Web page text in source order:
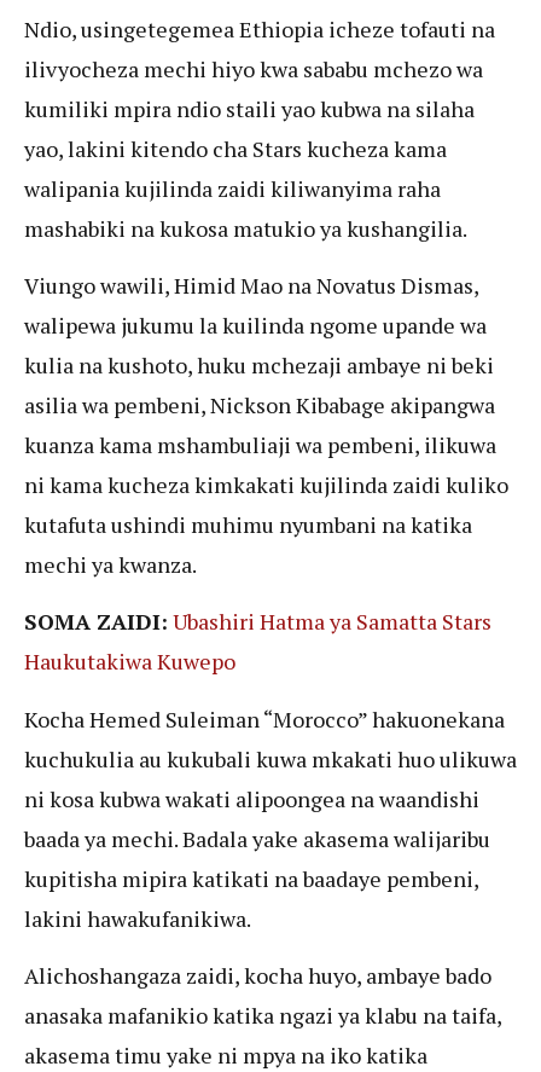
Ndio, usingetegemea Ethiopia icheze tofauti na
ilivyocheza mechi hiyo kwa sababu mchezo wa
kumiliki mpira ndio staili yao kubwa na silaha
yao, lakini kitendo cha Stars kucheza kama
walipania kujilinda zaidi kiliwanyima raha
mashabiki na kukosa matukio ya kushangilia.
Viungo wawili, Himid Mao na Novatus Dismas,
walipewa jukumu la kuilinda ngome upande wa
kulia na kushoto, huku mchezaji ambaye ni beki
asilia wa pembeni, Nickson Kibabage akipangwa
kuanza kama mshambuliaji wa pembeni, ilikuwa
ni kama kucheza kimkakati kujilinda zaidi kuliko
kutafuta ushindi muhimu nyumbani na katika
mechi ya kwanza.
SOMA ZAIDI: Ubashiri Hatma ya Samatta Stars
Haukutakiwa Kuwepo
Kocha Hemed Suleiman “Morocco” hakuonekana
kuchukulia au kukubali kuwa mkakati huo ulikuwa
ni kosa kubwa wakati alipoongea na waandishi
baada ya mechi. Badala yake akasema walijaribu
kupitisha mipira katikati na baadaye pembeni,
lakini hawakufanikiwa.
Alichoshangaza zaidi, kocha huyo, ambaye bado
anasaka mafanikio katika ngazi ya klabu na taifa,
akasema timu yake ni mpya na iko katika